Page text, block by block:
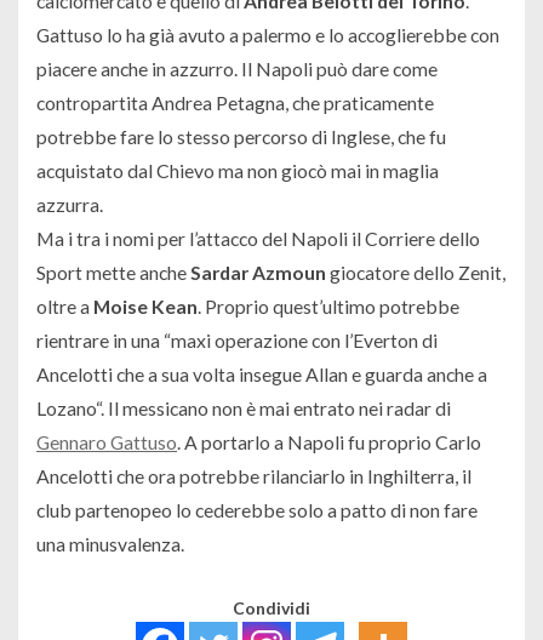
Gattuso lo ha già avuto a palermo e lo accoglierebbe con
piacere anche in azzurro. Il Napoli può dare come
contropartita Andrea Petagna, che praticamente
potrebbe fare lo stesso percorso di Inglese, che fu
acquistato dal Chievo ma non giocò mai in maglia
azzurra.
Ma i tra i nomi per l’attacco del Napoli il Corriere dello
Sport mette anche Sardar Azmoun giocatore dello Zenit,
oltre a Moise Kean . Proprio quest’ultimo potrebbe
rientrare in una “maxi operazione con l’Everton di
Ancelotti che a sua volta insegue Allan e guarda anche a
Lozano“. Il messicano non è mai entrato nei radar di
Gennaro Gattuso . A portarlo a Napoli fu proprio Carlo
Ancelotti che ora potrebbe rilanciarlo in Inghilterra, il
club partenopeo lo cederebbe solo a patto di non fare
una minusvalenza.
Condividi